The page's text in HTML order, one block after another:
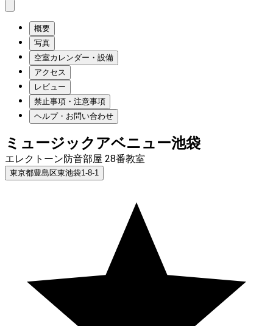
概要
写真
空室カレンダー・設備
アクセス
レビュー
禁止事項・注意事項
ヘルプ・お問い合わせ
ミュージックアベニュー池袋
エレクトーン防音部屋 28番教室
東京都豊島区東池袋1-8-1